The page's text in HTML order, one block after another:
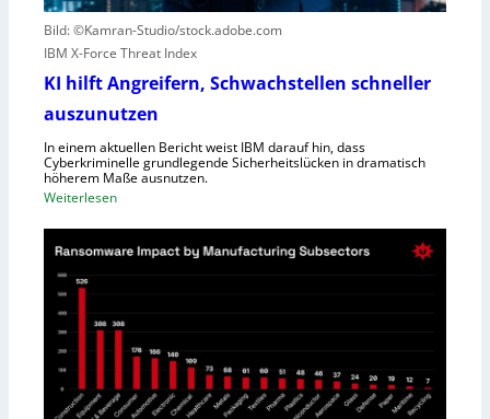
l
e
h
l
e
i
s
n
e
n
t
R
e
n
D
e
Bild: ©Kamran-Studio/stock.adobe.com
IBM X-Force Threat Index
KI hilft Angreifern, Schwachstellen schneller
auszunutzen
In einem aktuellen Bericht weist IBM darauf hin, dass
Cyberkriminelle grundlegende Sicherheitslücken in dramatisch
höherem Maße ausnutzen.
Weiterlesen:
f
n